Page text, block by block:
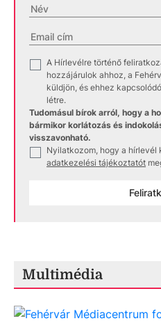
A Hírlevélre történő
hozzájárulok ahhoz, a
küldjön, és ehhez
létre.
Tudomásul bírok arról, hogy a
bármikor korlátozás és
visszavonható.
Nyilatkozom, hogy a hírlevél
adatkezelési tájékoztatót
Multimédia